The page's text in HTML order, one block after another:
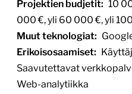
Projektien budjetit: 10
000 €, yli 60 000 €, yli
Muut teknologiat:
Erikoisosaamiset:
Saavutettavat
Web-analytiikka